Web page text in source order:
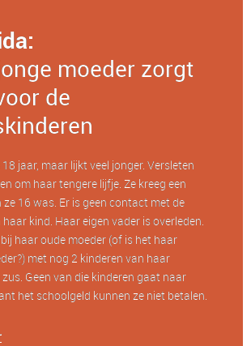
moeder zorgt
de
jaar, maar lijkt veel jonger. Versleten
om haar tengere lijfje. Ze kreeg een
ze 16 was. Er is geen contact met de
kind. Haar eigen vader is overleden.
haar oude moeder (of is het haar
met nog 2 kinderen van haar
Geen van die kinderen gaat naar
het schoolgeld kunnen ze niet betalen.